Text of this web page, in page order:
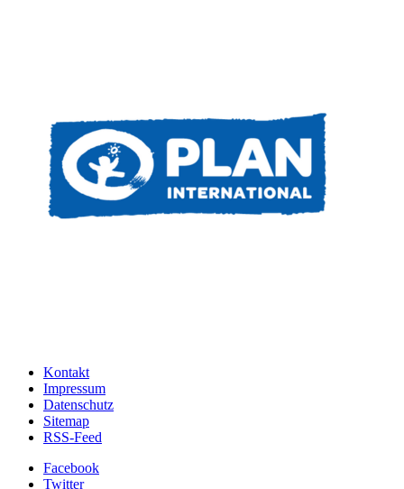
Kontakt
Impressum
Datenschutz
Sitemap
RSS-Feed
Facebook
Twitter